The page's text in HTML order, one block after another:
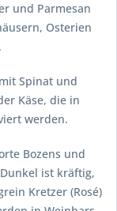
und Parmesan
Osterien
Spinat und
Käse, die in
werden.
Bozens und
ist kräftig,
Kretzer (Rosé)